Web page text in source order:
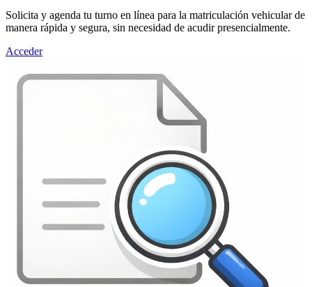
Solicita y agenda tu turno en línea para la matriculación vehicular de
manera rápida y segura, sin necesidad de acudir presencialmente.
Acceder